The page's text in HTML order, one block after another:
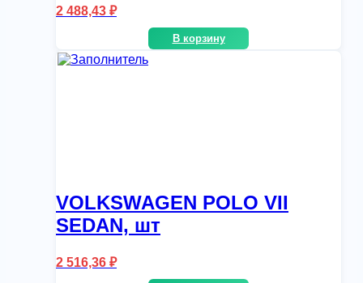
2 488,43 ₽
В корзину
VOLKSWAGEN POLO VII
SEDAN, шт
2 516,36 ₽